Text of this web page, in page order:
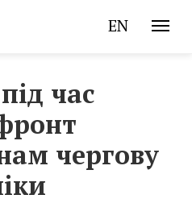
EN
час
чергову